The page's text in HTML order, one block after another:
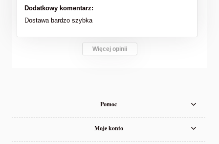
Dodatkowy komentarz:
Dostawa bardzo szybka
Więcej opinii
Pomoc
Moje konto